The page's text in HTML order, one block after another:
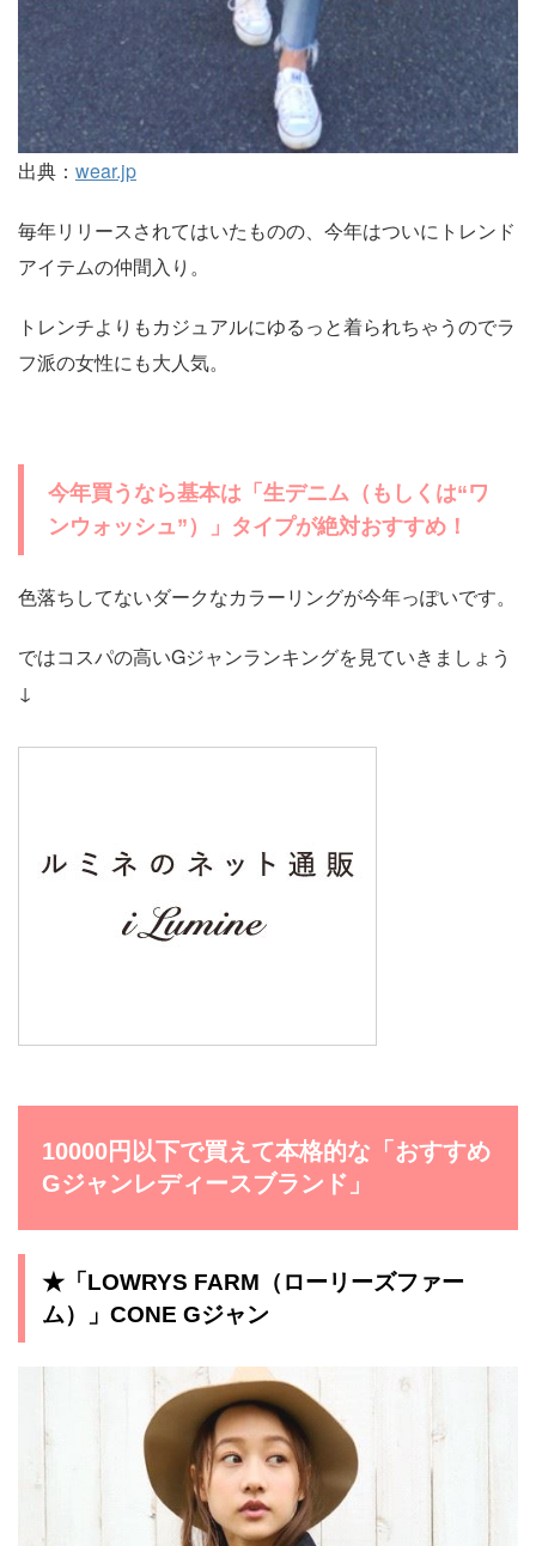
出典： wear.jp
毎年リリースされてはいたものの、今年はついにトレンド
アイテムの仲間入り。
トレンチよりもカジュアルにゆるっと着られちゃうのでラ
フ派の女性にも大人気。
今年買うなら基本は「生デニム（もしくは“ワ
ンウォッシュ”）」タイプが絶対おすすめ！
色落ちしてないダークなカラーリングが今年っぽいです。
ではコスパの高いGジャンランキングを見ていきましょう
↓
10000円以下で買えて本格的な「おすすめ
Gジャンレディースブランド」
★「LOWRYS FARM（ローリーズファー
ム）」CONE Gジャン